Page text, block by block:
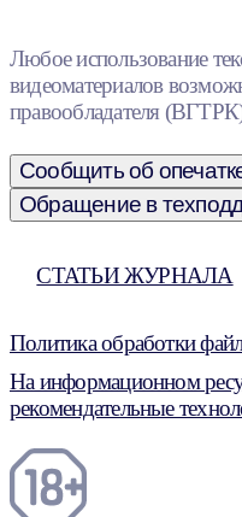
Любое использование
видеоматериалов
правообладателя
Сообщить об
Обращение в
СТАТЬИ ЖУРНАЛА
Политика обработки
На информационном
рекомендательные